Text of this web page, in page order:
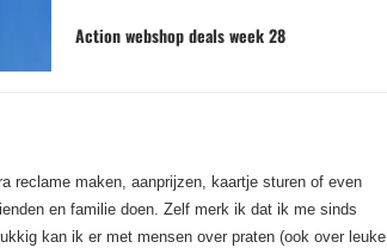
Action webshop deals week 28
reclame maken, aanprijzen, kaartje sturen of even
en familie doen. Zelf merk ik dat ik me sinds
kan ik er met mensen over praten (ook over leuke